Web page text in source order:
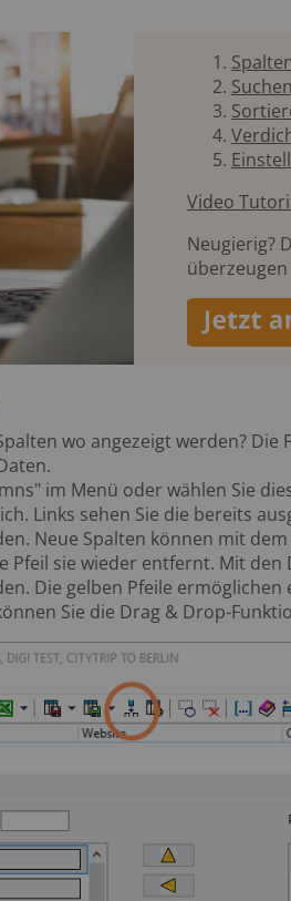
Video
Neugierig?
wo angezeigt werden?
im Menü oder wählen Sie
Links sehen Sie die bereits
Neue Spalten können mit
sie wieder entfernt. Mit
Die gelben Pfeile
Sie die Drag & Drop-